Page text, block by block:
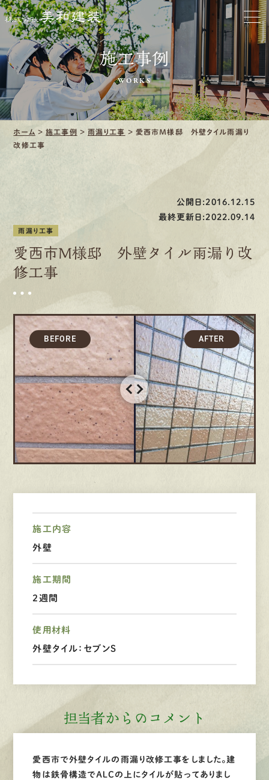
お家をきれいに
会社をきれいに
クリーニング
施工事例
口コミ・レビュー紹介
採用情報
募集要項
先輩インタビュー
エントリー
有資格者が、無料建物診断いたします!!
0120-44-2605
LINEでお手軽相談
施工事例
WORKS
ホーム >施工事例 >雨漏り工事 > 愛西市Ｍ様邸 外壁タイル雨漏り
改修工事
公開日:2016.12.15
最終更新日:2022.09.14
雨漏り工事
愛西市Ｍ様邸 外壁タイル雨漏り改
修工事
施工内容
外壁
施工期間
2週間
使用材料
外壁タイル：セブンＳ
担当者からのコメント
愛西市で外壁タイルの雨漏り改修工事をしました。建
物は鉄骨構造でＡＬＣの上にタイルが貼ってありまし